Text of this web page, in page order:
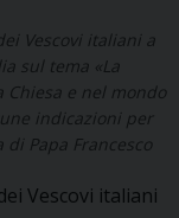
Vescovi italiani a
sul tema «La
Chiesa e nel mondo
indicazioni per
Papa Francesco
Vescovi italiani